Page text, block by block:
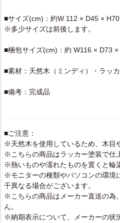
■サイズ(cm)：約W 112 × D45 × H70
※多少サイズは前後します。
■梱包サイズ(cm)：約 W116 × D73 ×
■素材：天然木（ミンディ）・ラッ
■備考：完成品
■ご注意：
※天然木を使用しているため、木目
※こちらの商品はラッカー塗装で仕
※熱いものや濡れたものを置くと輪
※モニターの種類やパソコンの環境
干異なる場合がございます。
※こちらの商品はメーカー直送の為
ん。
※納期表示について、メーカーの状